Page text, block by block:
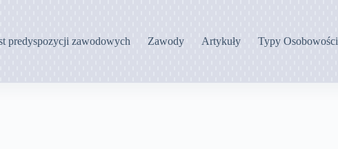
predyspozycji zawodowych Zawody Artykuły Typy Osobowości